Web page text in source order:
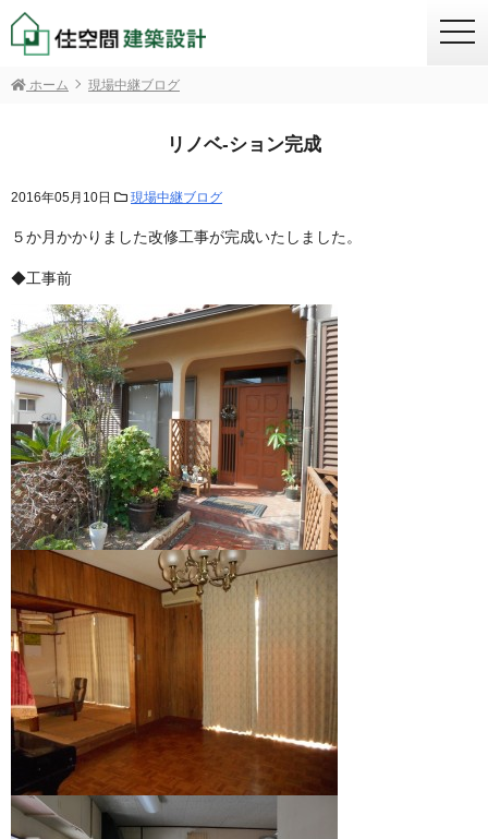
ホーム 現場中継ブログ
リノベ-ション完成
2016年05月10日 現場中継ブログ
５か月かかりました改修工事が完成いたしました。
◆工事前